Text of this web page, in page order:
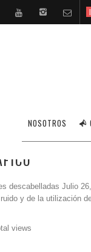
NOSOTROS
descabelladas Julio
ruido y de la utilización
views